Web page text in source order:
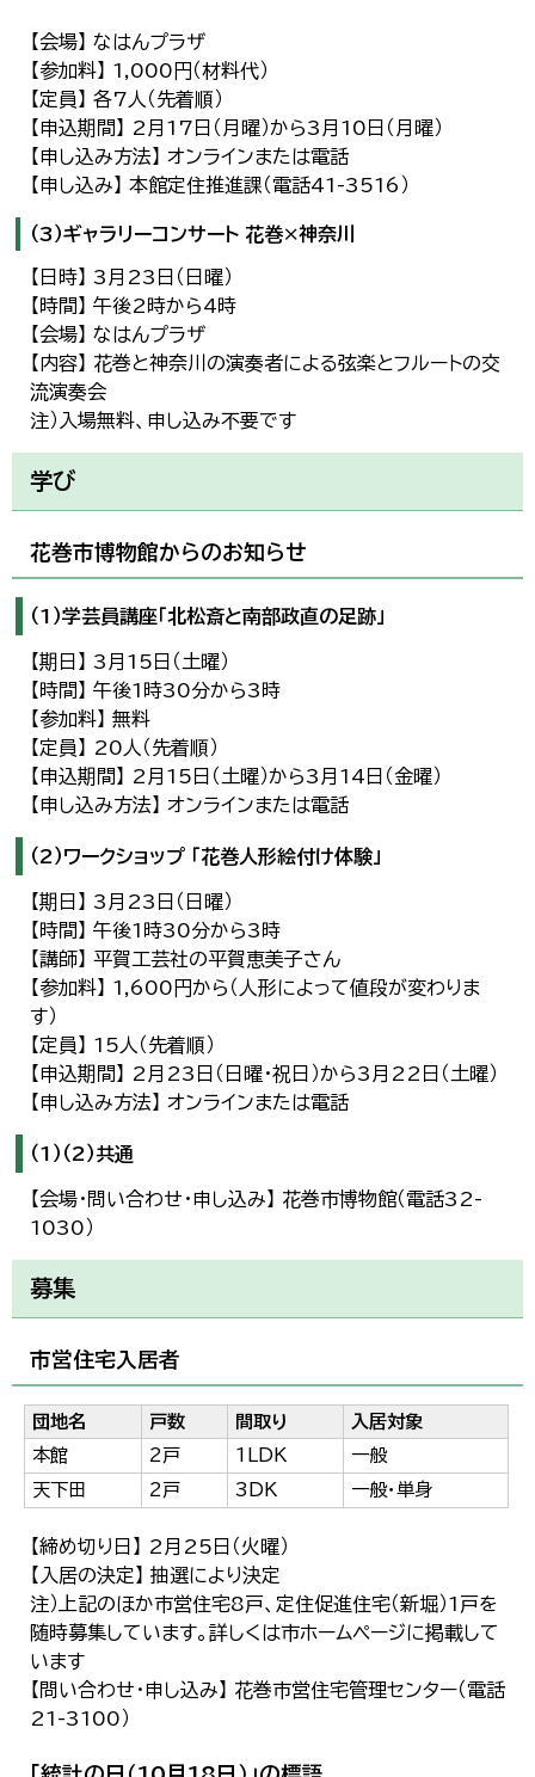
【会場】 なはんプラザ
【参加料】 1,000円（材料代）
【定員】 各7人（先着順）
【申込期間】 2月17日（月曜）から3月10日（月曜）
【申し込み方法】 オンラインまたは電話
【申し込み】 本館定住推進課（電話41-3516）
（3）ギャラリーコンサート 花巻×神奈川
【日時】 3月23日（日曜）
【時間】 午後2時から4時
【会場】 なはんプラザ
【内容】 花巻と神奈川の演奏者による弦楽とフルートの交
流演奏会
注）入場無料、申し込み不要です
学び
花巻市博物館からのお知らせ
（1）学芸員講座「北松斎と南部政直の足跡」
【期日】 3月15日（土曜）
【時間】 午後1時30分から3時
【参加料】 無料
【定員】 20人（先着順）
【申込期間】 2月15日（土曜）から3月14日（金曜）
【申し込み方法】 オンラインまたは電話
（2）ワークショップ 「花巻人形絵付け体験」
【期日】 3月23日（日曜）
【時間】 午後1時30分から3時
【講師】 平賀工芸社の平賀恵美子さん
【参加料】 1,600円から（人形によって値段が変わりま
す）
【定員】 15人（先着順）
【申込期間】 2月23日（日曜・祝日）から3月22日（土曜）
【申し込み方法】 オンラインまたは電話
（1）（2）共通
【会場・問い合わせ・申し込み】 花巻市博物館（電話32-
1030）
募集
市営住宅入居者
団地名 戸数 間取り
入居対象
本館
2戸 1LDK
一般
天下田
2戸 3DK 一般・単身
【締め切り日】 2月25日（火曜）
【入居の決定】 抽選により決定
注）上記のほか市営住宅8戸、定住促進住宅（新堀）1戸を
随時募集しています。詳しくは市ホームページに掲載して
います
【問い合わせ・申し込み】 花巻市営住宅管理センター（電話
21-3100）